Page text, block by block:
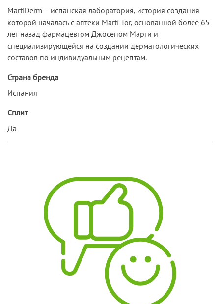
MartiDerm – испанская лаборатория, история создания
которой началась с аптеки Martí Tor, основанной более 65
лет назад фармацевтом Джосепом Марти и
специализирующейся на создании дерматологических
составов по индивидуальным рецептам.
Страна бренда
Испания
Сплит
Да